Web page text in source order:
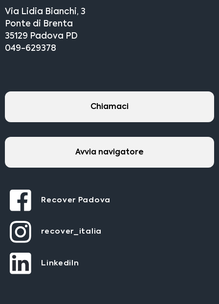
Via Lidia Bianchi, 3
Ponte di Brenta
35129 Padova PD
049-629378
Chiamaci
Avvia navigatore
Recover Padova
recover_italia
LinkediIn